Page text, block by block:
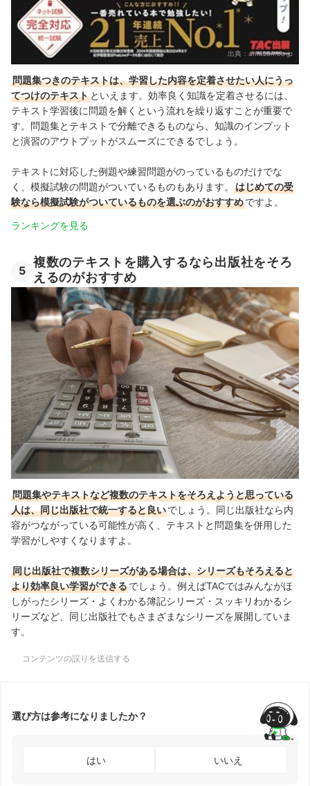
出典： amazon.co.jp
問題集つきのテキストは、学習した内容を定着させたい人にうっ
てつけのテキスト といえます。効率良く知識を定着させるには、
テキスト学習後に問題を解くという流れを繰り返すことが重要で
す。問題集とテキストで分離できるものなら、知識のインプット
と演習のアウトプットがスムーズにできるでしょう。
テキストに対応した例題や練習問題がのっているものだけでな
く、模擬試験の問題がついているものもあります。
はじめての受
験なら模擬試験がついているものを選ぶのがおすすめですよ。
ランキングを見る
5
複数のテキストを購入するなら出版社をそろ
えるのがおすすめ
問題集やテキストなど複数のテキストをそろえようと思っている
人は、同じ出版社で統一すると良いでしょう。同じ出版社なら内
容がつながっている可能性が高く、テキストと問題集を併用した
学習がしやすくなりますよ。
同じ出版社で複数シリーズがある場合は、シリーズもそろえると
より効率良い学習ができるでしょう。例えばTACではみんながほ
しがったシリーズ・よくわかる簿記シリーズ・スッキリわかるシ
リーズなど、同じ出版社でもさまざまなシリーズを展開していま
す。
コンテンツの誤りを送信する
選び方は参考になりましたか？
はい いいえ